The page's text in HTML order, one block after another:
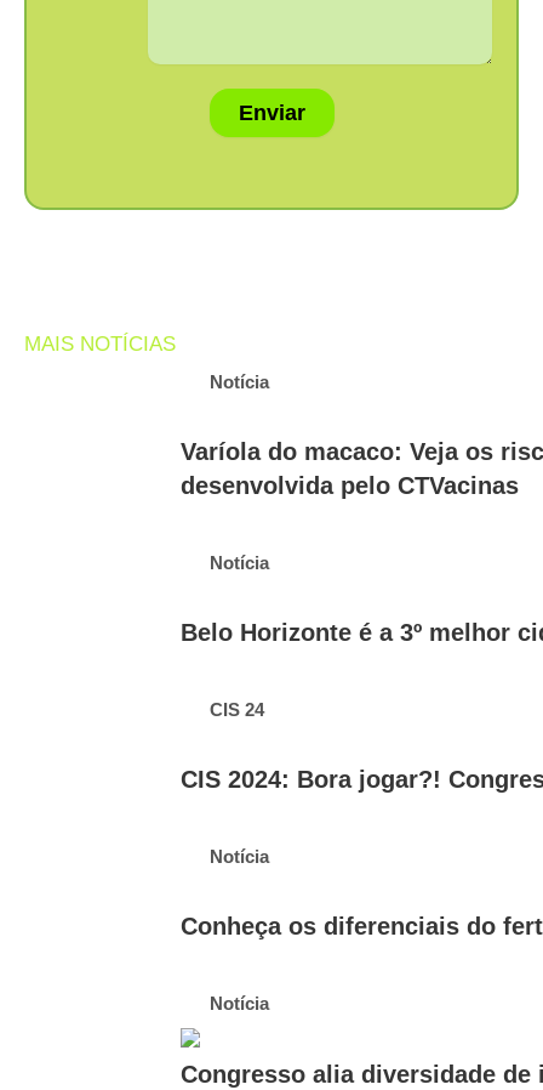
Enviar
MAIS NOTÍCIAS
Notícia
Varíola do macaco: Veja os
desenvolvida pelo CTVacinas
Notícia
Belo Horizonte é a 3º melhor
CIS 24
CIS 2024: Bora jogar?!
Notícia
Conheça os diferenciais do
Notícia
Congresso alia diversidade de